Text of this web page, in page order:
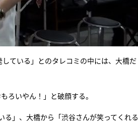
ている」とのタレコミの中には、大橋だ
ろいやん！」と破顔する。
」、大橋から「渋谷さんが笑ってくれる